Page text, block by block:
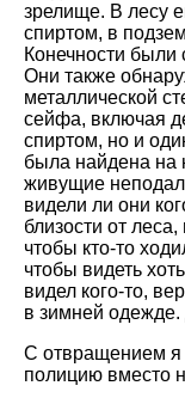
зрелище. В лесу
спиртом, в
Конечности были
Они также
металлической
сейфа, включая
спиртом, но и
была найдена на
живущие
видели ли они
близости от
чтобы кто-то
чтобы видеть
видел кого-то,
в зимней одежде.
С отвращением я
полицию вместо